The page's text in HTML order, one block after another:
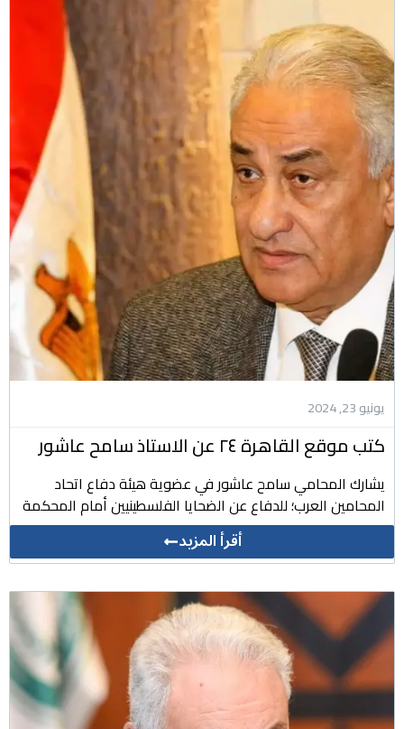
يونيو 23, 2024
كتب موقع القاهرة ٢٤ عن الاستاذ سامح عاشور
يشارك المحامي سامح عاشور في عضوية هيئة دفاع اتحاد
المحامين العرب؛ للدفاع عن الضحايا الفلسطينيين أمام المحكمة
أقرأ المزيد